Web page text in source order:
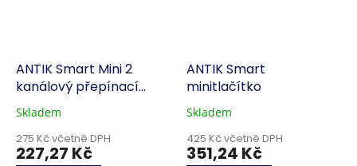
ANTIK Smart Mini 2
kanálový přepínací
modul Zigbee
Skladem
275 Kč včetně DPH
227,27 Kč
ANTIK Smart
minitlačítko
Skladem
425 Kč včetně DPH
351,24 Kč